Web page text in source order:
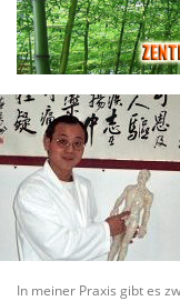
In meiner Praxis gibt es